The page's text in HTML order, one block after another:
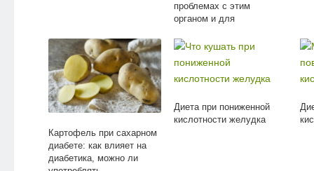
проблемах с этим
органом и для
Картофель при сахарном
диабете: как влияет на
диабетика, можно ли
Диета при пониженной
кислотности желудка